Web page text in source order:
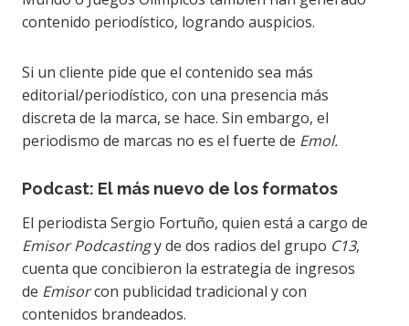
contenido periodístico, logrando auspicios.
Si un cliente pide que el contenido sea más
editorial/periodístico, con una presencia más
discreta de la marca, se hace. Sin embargo, el
periodismo de marcas no es el fuerte de Emol.
Podcast: El más nuevo de los formatos
El periodista Sergio Fortuño, quien está a cargo de
Emisor Podcastingy de dos radios del grupo C13,
cuenta que concibieron la estrategia de ingresos
de Emisorcon publicidad tradicional y con
contenidos brandeados.